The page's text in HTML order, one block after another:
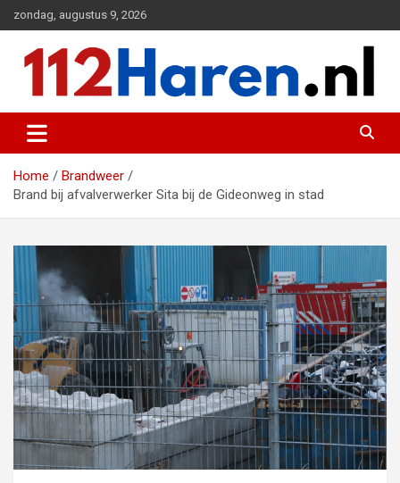
naar
inhoud
zondag, augustus 9, 2026
112 Haren.nl
Home
Brandweer
Brand bij afvalverwerker Sita bij de Gideonweg in stad